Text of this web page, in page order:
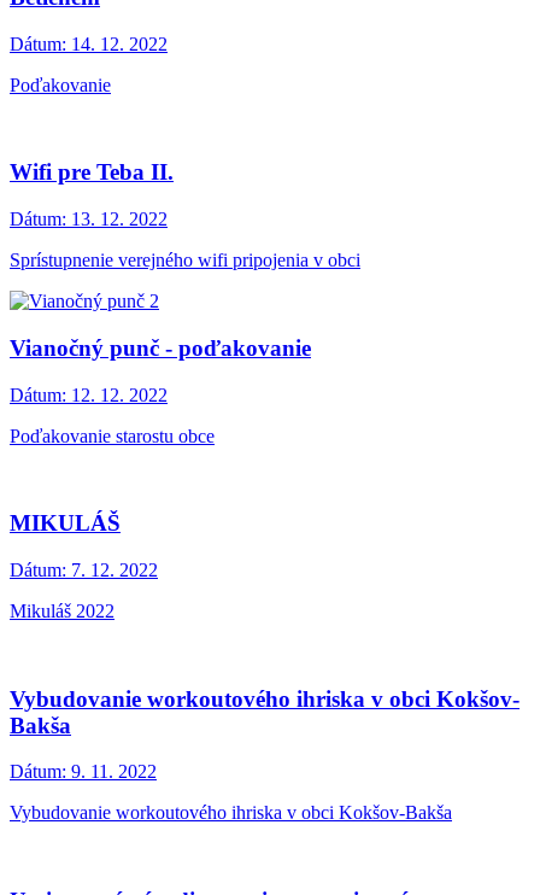
Dátum: 14. 12. 2022
Poďakovanie
Wifi pre Teba II.
Dátum: 13. 12. 2022
Sprístupnenie verejného wifi pripojenia v obci
Vianočný punč - poďakovanie
Dátum: 12. 12. 2022
Poďakovanie starostu obce
MIKULÁŠ
Dátum: 7. 12. 2022
Mikuláš 2022
Vybudovanie workoutového ihriska v obci Kokšov-
Bakša
Dátum: 9. 11. 2022
Vybudovanie workoutového ihriska v obci Kokšov-Bakša